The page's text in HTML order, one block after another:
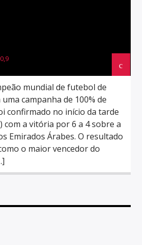
mundial de futebol de
campanha de 100% de
confirmado no início da tarde
com a vitória por 6 a 4 sobre a
Emirados Árabes. O resultado
o maior vencedor do